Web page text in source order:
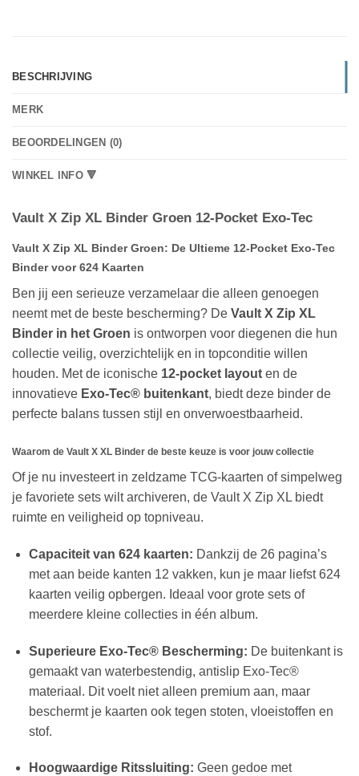
BESCHRIJVING
MERK
BEOORDELINGEN (0)
WINKEL INFO 🔻
Vault X Zip XL Binder Groen 12-Pocket Exo-Tec
Vault X Zip XL Binder Groen: De Ultieme 12-Pocket Exo-Tec
Binder voor 624 Kaarten
Ben jij een serieuze verzamelaar die alleen genoegen
neemt met de beste bescherming? De Vault X Zip XL
Binder in het Groen is ontworpen voor diegenen die hun
collectie veilig, overzichtelijk en in topconditie willen
houden. Met de iconische 12-pocket layout en de
innovatieve Exo-Tec® buitenkant, biedt deze binder de
perfecte balans tussen stijl en onverwoestbaarheid.
Waarom de Vault X XL Binder de beste keuze is voor jouw collectie
Of je nu investeert in zeldzame TCG-kaarten of simpelweg
je favoriete sets wilt archiveren, de Vault X Zip XL biedt
ruimte en veiligheid op topniveau.
Capaciteit van 624 kaarten: Dankzij de 26 pagina’s
met aan beide kanten 12 vakken, kun je maar liefst 624
kaarten veilig opbergen. Ideaal voor grote sets of
meerdere kleine collecties in één album.
Superieure Exo-Tec® Bescherming: De buitenkant is
gemaakt van waterbestendig, antislip Exo-Tec®
materiaal. Dit voelt niet alleen premium aan, maar
beschermt je kaarten ook tegen stoten, vloeistoffen en
stof.
Hoogwaardige Ritssluiting: Geen gedoe met